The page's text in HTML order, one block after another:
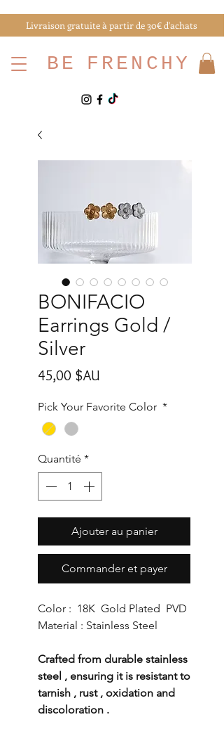
Livraison gratuite à partir de 30€ d'achats
BE FRENCHY
BONIFACIO
Earrings Gold /
Silver
45,00 $AU
Pick Your Favorite Color *
Quantité *
Ajouter au panier
Commander et payer
Color : 18K Gold Plated PVD
Material : Stainless Steel
Crafted from durable stainless
steel , ensuring it is resistant to
tarnish , rust , oxidation and
discoloration .